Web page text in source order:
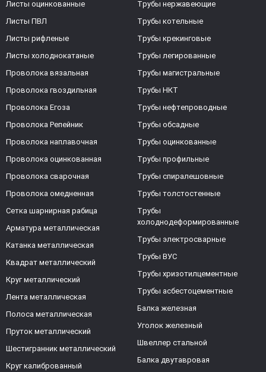
Листы оцинкованные
Листы ПВЛ
Листы рифленые
Листы холоднокатаные
Проволока вязальная
Проволока гвоздильная
Проволока Егоза
Проволока Репейник
Проволока наплавочная
Проволока оцинкованная
Проволока сварочная
Проволока омедненная
Сетка шарнирная рабица
Арматура металлическая
Катанка металлическая
Квадрат металлический
Круг металлический
Лента металлическая
Полоса металлическая
Пруток металлический
Шестигранник металлический
Круг калиброванный
Трубы нержавеющие
Трубы котельные
Трубы крекинговые
Трубы легированные
Трубы магистральные
Трубы НКТ
Трубы нефтепроводные
Трубы обсадные
Трубы оцинкованные
Трубы профильные
Трубы спиралешовные
Трубы толстостенные
Трубы
холоднодеформированные
Трубы электросварные
Трубы ВУС
Трубы хризотилцементные
Трубы асбестоцементные
Балка железная
Уголок железный
Швеллер стальной
Балка двутавровая